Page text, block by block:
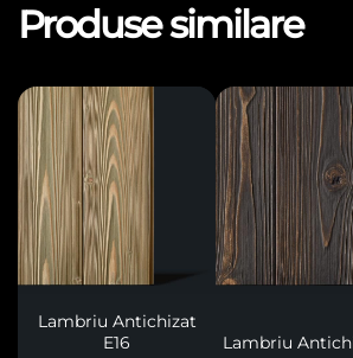
Produse similare
Lambriu Antichizat
E16
Lambriu